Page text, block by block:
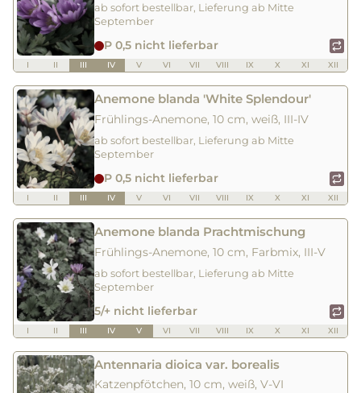
ab sofort bestellbar, Lieferung ab Mitte
September
P 0,5 nicht lieferbar
I II III IV V VI VII VIII IX X XI XII
Anemone blanda 'White Splendour'
Frühlings-Anemone, 10 cm, weiß, III-IV
ab sofort bestellbar, Lieferung ab Mitte
September
P 0,5 nicht lieferbar
I II III IV V VI VII VIII IX X XI XII
Anemone blanda Prachtmischung
Frühlings-Anemone, 10 cm, Farbmix, III-V
ab sofort bestellbar, Lieferung ab Mitte
September
5/+ nicht lieferbar
I II III IV V VI VII VIII IX X XI XII
Antennaria dioica var. borealis
Katzenpfötchen, 10 cm, weiß, V-VI